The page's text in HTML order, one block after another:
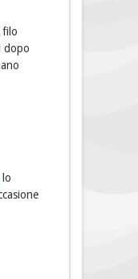
filo
dopo
lo